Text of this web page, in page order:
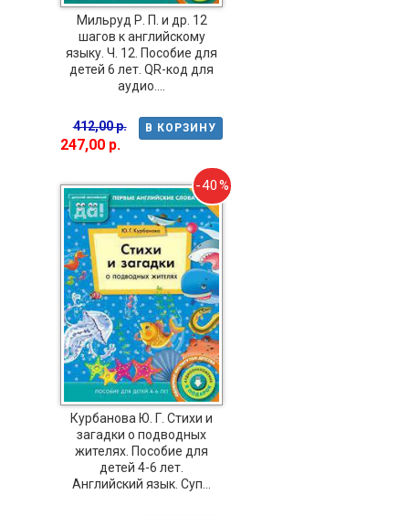
Мильруд Р. П. и др. 12
шагов к английскому
языку. Ч. 12. Пособие для
детей 6 лет. QR-код для
аудио....
В КОРЗИНУ
412,00 р.
247,00 р.
-40%
Курбанова Ю. Г. Стихи и
загадки о подводных
жителях. Пособие для
детей 4-6 лет.
Английский язык. Суп...